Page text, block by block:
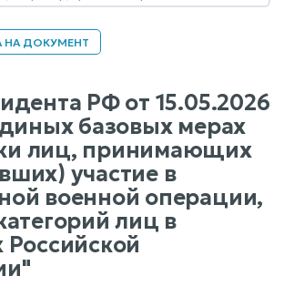
НА ДОКУМЕНТ
РФ от 15.05.2026
базовых мерах
лиц, принимающих
участие в
военной операции,
лиц в
Российской